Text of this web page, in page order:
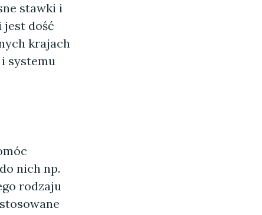
stawki i
jest dość
krajach
systemu
nich np.
rodzaju